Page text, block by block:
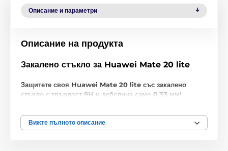
Описание и параметри
Описание на продукта
Закалено стъкло за Huawei Mate 20 lite
Защитете своя Huawei Mate 20 lite със закалено
стъкло с твърдост 9H и дебелина само 0,33 мм!
закалено стъкло за Huawei Mate 20 lite
първокласно качество. Не само че с твърдост 9H
Вижте пълното описание